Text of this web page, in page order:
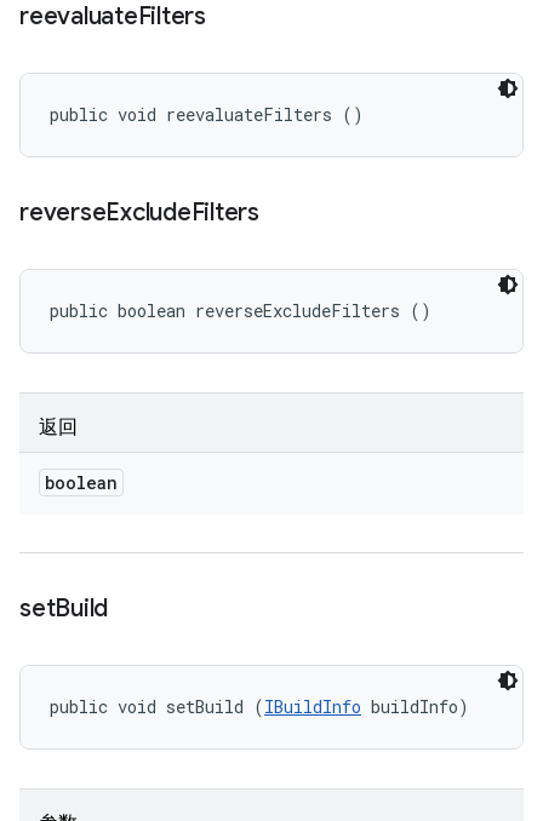
reevaluateFilters
public void reevaluateFilters ()
reverseExcludeFilters
public boolean reverseExcludeFilters ()
返回
boolean
setBuild
public void setBuild (IBuildInfo buildInfo)